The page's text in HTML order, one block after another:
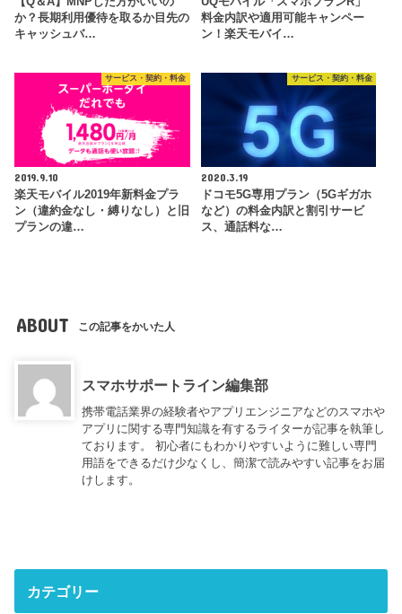
か？長期利用優待を取るか目先の
キャッシュバ…
料金内訳や適用可能キャンペー
ン！楽天モバイ…
サービス・契約・料金
2019.9.10
楽天モバイル2019年新料金プラ
ン（違約金なし・縛りなし）と旧
プランの違…
サービス・契約・料金
2020.3.19
ドコモ5G専用プラン（5Gギガホ
など）の料金内訳と割引サービ
ス、通話料な…
ABOUT この記事をかいた人
スマホサポートライン編集部
携帯電話業界の経験者やアプリエンジニアなどのスマホや
アプリに関する専門知識を有するライターが記事を執筆し
ております。 初心者にもわかりやすいように難しい専門
用語をできるだけ少なくし、簡潔で読みやすい記事をお届
けします。
カテゴリー